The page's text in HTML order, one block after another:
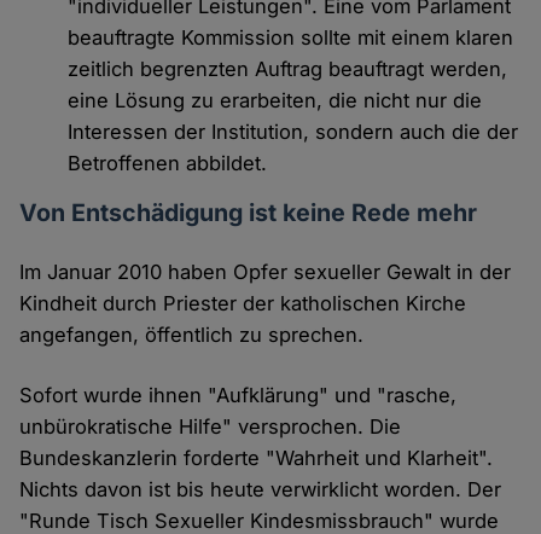
"individueller Leistungen". Eine vom Parlament
beauftragte Kommission sollte mit einem klaren
zeitlich begrenzten Auftrag beauftragt werden,
eine Lösung zu erarbeiten, die nicht nur die
Interessen der Institution, sondern auch die der
Betroffenen abbildet.
Von Entschädigung ist keine Rede mehr
Im Januar 2010 haben Opfer sexueller Gewalt in der
Kindheit durch Priester der katholischen Kirche
angefangen, öffentlich zu sprechen.
Sofort wurde ihnen "Aufklärung" und "rasche,
unbürokratische Hilfe" versprochen. Die
Bundeskanzlerin forderte "Wahrheit und Klarheit".
Nichts davon ist bis heute verwirklicht worden. Der
"Runde Tisch Sexueller Kindesmissbrauch" wurde